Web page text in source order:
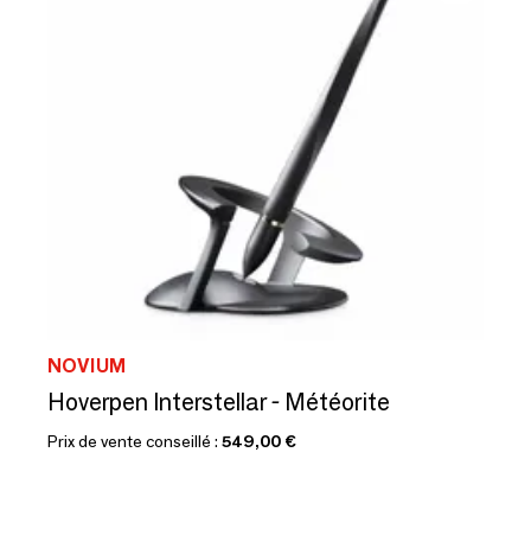
NOVIUM
Hoverpen Interstellar - Météorite
Prix de vente conseillé : 549,00 €